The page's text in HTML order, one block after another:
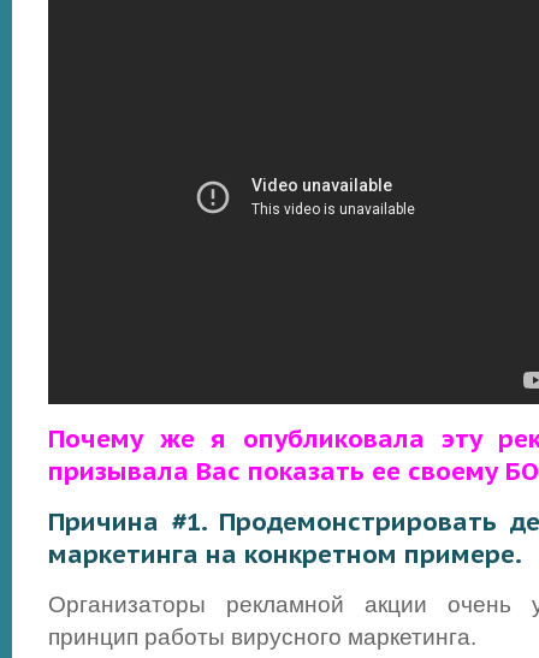
Почему же я опубликовала эту
призывала Вас показать ее своему
Причина #1. Продемонстрировать
маркетинга на конкретном примере.
Организаторы рекламной акции очень
принцип работы вирусного маркетинга.